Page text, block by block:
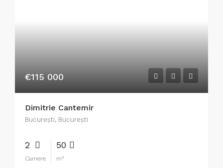
€115 000
Dimitrie Cantemir
București, București
2
Camere
50
m²